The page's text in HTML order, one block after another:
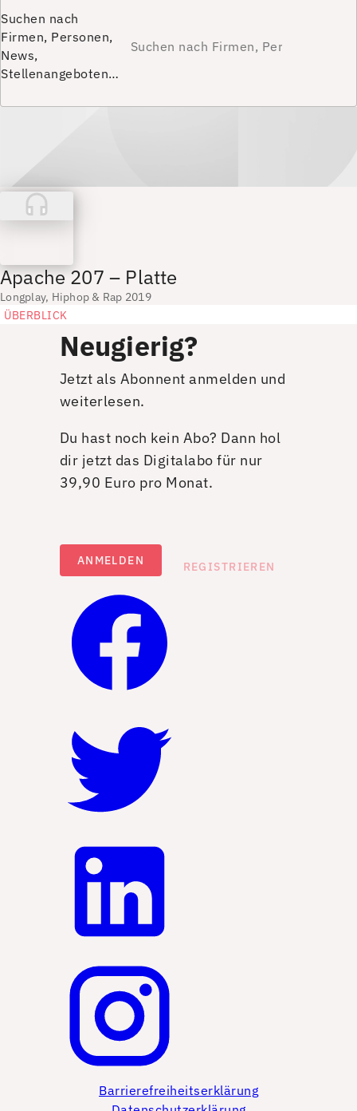
Suchen nach
Firmen, Personen,
News,
Stellenangeboten…
Apache 207 – Platte
Longplay, Hiphop & Rap 2019
ÜBERBLICK
Neugierig?
Jetzt als Abonnent anmelden und
weiterlesen.
Du hast noch kein Abo? Dann hol
dir jetzt das Digitalabo für nur
39,90 Euro pro Monat.
ANMELDEN REGISTRIEREN
Barrierefreiheitserklärung